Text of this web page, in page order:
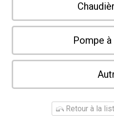
Pompe
Retour à la